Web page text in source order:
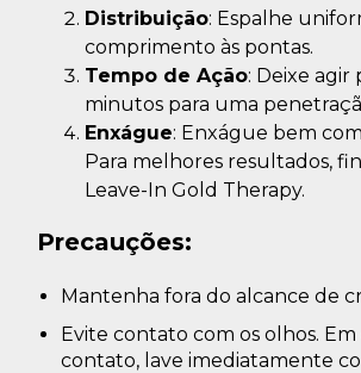
Distribuição: Espalhe
comprimento às pontas.
Tempo de Ação: Deixe agir
minutos para uma
Enxágue: Enxágue bem
Para melhores resultados,
Leave-In Gold Therapy.
Precauções:
Mantenha fora do alcance de
Evite contato com os olhos. Em
contato, lave imediatamente